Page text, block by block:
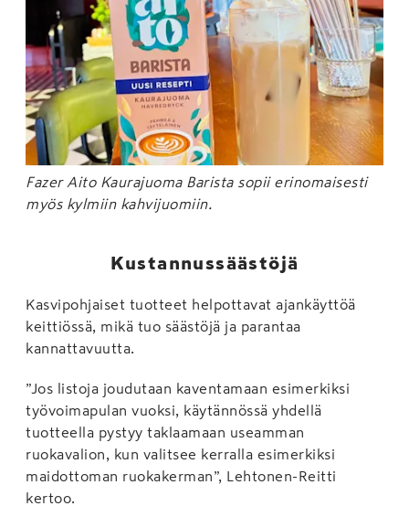
Fazer Aito Kaurajuoma Barista sopii erinomaisesti
myös kylmiin kahvijuomiin.
Kustannussäästöjä
Kasvipohjaiset tuotteet helpottavat ajankäyttöä
keittiössä, mikä tuo säästöjä ja parantaa
kannattavuutta.
”Jos listoja joudutaan kaventamaan esimerkiksi
työvoimapulan vuoksi, käytännössä yhdellä
tuotteella pystyy taklaamaan useamman
ruokavalion, kun valitsee kerralla esimerkiksi
maidottoman ruokakerman”, Lehtonen-Reitti
kertoo.